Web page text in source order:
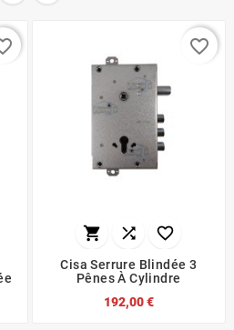
  
Cisa Serrure Blindée 3
Pênes À Cylindre
192,00 €
favorite_border